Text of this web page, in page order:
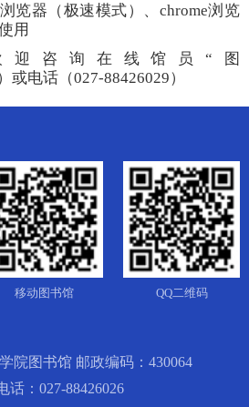
览器（极速模式）、chrome浏览
用
迎咨询在线馆员“图
或电话（027-88426029）
移动图书馆 QQ二维码
院图书馆 邮政编码：430064
话：027-88426026